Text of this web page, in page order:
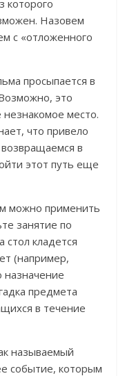
которого
Назовем
с «отложенного
просыпается в
это
место.
что привело
в
этот путь еще
можно применить
занятие по
стол кладется
(например,
назначение
предмета
в течение
называемый
событие, которым